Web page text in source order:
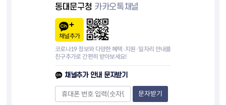
동대문구청 카카오톡채널
채널추가
코로나19 정보와 다양한 혜택·지원·일자리 안내를
친구추가로 간편히 받아보세요!
채널추가 안내 문자받기
문자받기